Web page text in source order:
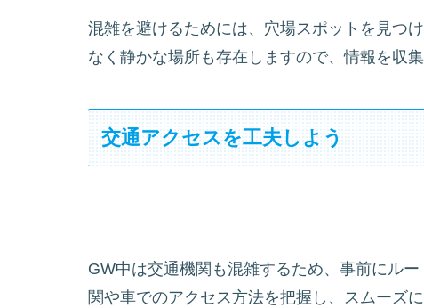
混雑を避けるためには、穴場スポットを見つ
なく静かな場所も存在しますので、情報を収
交通アクセスを工夫しよう
GW中は交通機関も混雑するため、事前にル
関や車でのアクセス方法を把握し、スムーズ